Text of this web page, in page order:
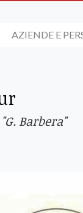
AZIENDE E
Barbera"